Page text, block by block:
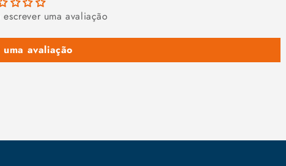
uma avaliação
uma avaliação